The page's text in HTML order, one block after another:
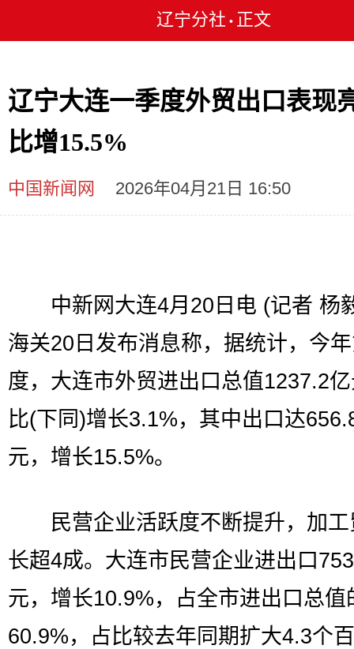
辽宁分社 • 正文
辽宁大连一季度外贸出口表现
比增15.5%
中国新闻网 2026年04月21日 16:50
中新网大连4月20日电 (记者 杨
海关20日发布消息称，据统计，今
度，大连市外贸进出口总值1237.2
比(下同)增长3.1%，其中出口达
元，增长15.5%。
民营企业活跃度不断提升，加工
长超4成。大连市民营企业进出口
元，增长10.9%，占全市进出口总值
60.9%，占比较去年同期扩大4.3个